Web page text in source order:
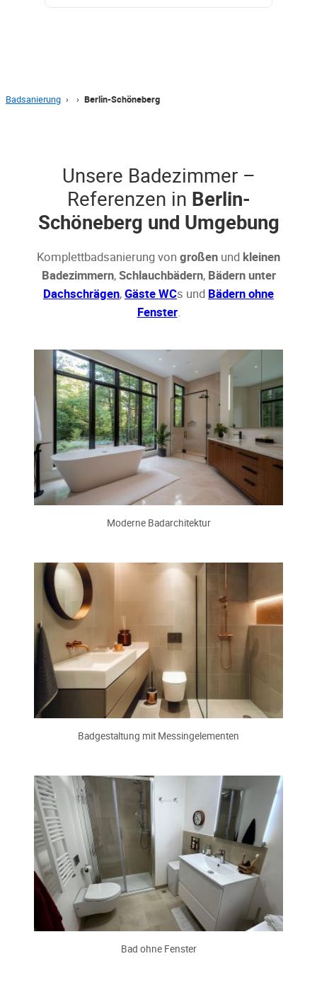
Badsanierung › › Berlin-Schöneberg
Unsere Badezimmer –
Referenzen in Berlin-
Schöneberg und Umgebung
Komplettbadsanierung von großen und kleinen
Badezimmern,Schlauchbädern, Bädern unter
Dachschrägen,Gäste WCs und Bädern ohne
Fenster.
Moderne Badarchitektur
Badgestaltung mit Messingelementen
Bad ohne Fenster